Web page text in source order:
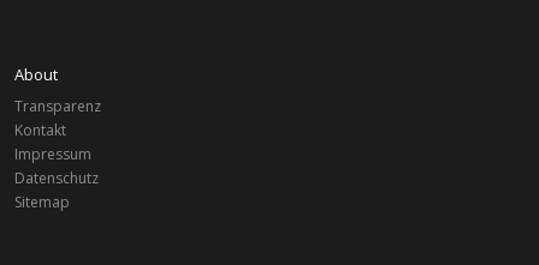
About
Transparenz
Kontakt
Impressum
Datenschutz
Sitemap